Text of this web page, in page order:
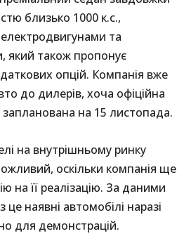
близько 1000 к.с.,
та
який також пропонує
опцій. Компанія вже
до дилерів, хоча офіційна
запланована на 15 листопада.
на внутрішньому ринку
оскільки компанія ще
на її реалізацію. За даними
наявні автомобілі наразі
для демонстрацій.